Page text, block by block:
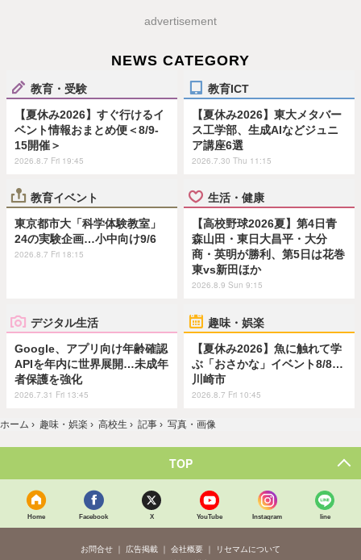
advertisement
NEWS CATEGORY
教育・受験
【夏休み2026】すぐ行けるイ
ベント情報おまとめ便＜8/9-
15開催＞
2026.8.7 Fri 19:45
教育ICT
【夏休み2026】東大メタバー
ス工学部、生成AIなどジュニ
ア講座6選
2026.7.30 Thu 11:15
教育イベント
東京都市大「科学体験教室」
24の実験企画…小中向け9/6
2026.8.7 Fri 18:15
生活・健康
【高校野球2026夏】第4日青
森山田・東日大昌平・大分
商・英明が勝利、第5日は花巻
東vs新田ほか
2026.8.9 Sun 9:15
デジタル生活
Google、アプリ向け年齢確認
APIを年内に世界展開…未成年
者保護を強化
2026.7.31 Fri 13:45
趣味・娯楽
【夏休み2026】魚に触れて学
ぶ「おさかな」イベント8/8…
川崎市
2026.8.7 Fri 10:45
ホーム › 趣味・娯楽 › 高校生 › 記事 › 写真・画像
TOP
Home Facebook X YouTube Instagram line
お問合せ 広告掲載 会社概要
リセマムについて